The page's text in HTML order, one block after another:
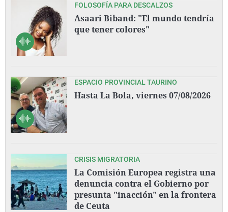
FOLOSOFÍA PARA DESCALZOS
Asaari Biband: "El mundo tendría
que tener colores"
ESPACIO PROVINCIAL TAURINO
Hasta La Bola, viernes 07/08/2026
CRISIS MIGRATORIA
La Comisión Europea registra una
denuncia contra el Gobierno por
presunta "inacción" en la frontera
de Ceuta